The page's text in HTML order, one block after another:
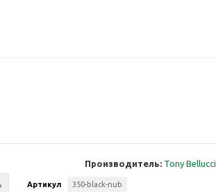
Производитель: Tony Bellucci
Артикул 350-black-nub